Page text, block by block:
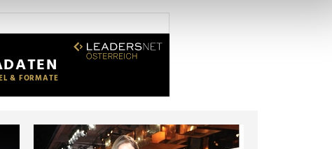
Funktionen für soziale Medien anbieten zu können
und Analysen weiter. Unsere Partner führen diese Informationen
ihnen bereitgestellt haben oder die sie im Rahmen Ihrer Nutzung